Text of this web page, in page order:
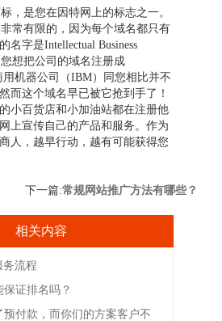
，是您在因特网上的标志之一。
常有限的，因为每个域名都只有
名字是Intellectual Business
您想把公司的域名注册成
机器公司（IBM）同您相比并不
而这个域名早已被它抢到手了！
小百货店和小加油站都在注册他
上宣传自己的产品和服务。作为
人，越早行动，越有可能获得您
下一篇:常规网站推广方法有哪些？
相关内容
务流程
保证排名吗？
预付款，而你们的方案客户不